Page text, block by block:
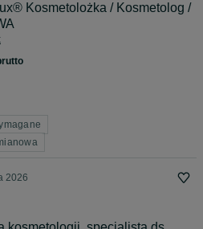
Kosmetolożka / Kosmetolog /
2026